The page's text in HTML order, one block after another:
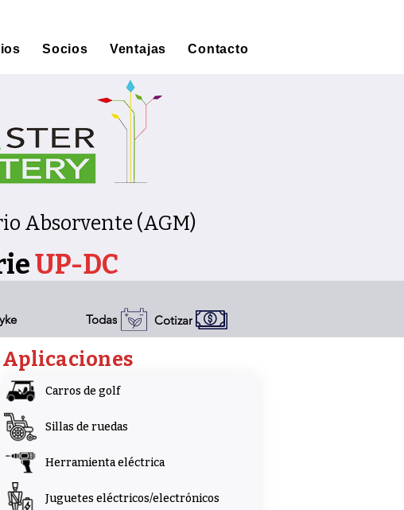
Socios Ventajas Contacto
Absorvente (AGM)
UP-DC
Todas Cotizar
Aplicaciones
Carros de golf
Sillas de ruedas
Herramienta eléctrica
Juguetes eléctricos/electrónicos